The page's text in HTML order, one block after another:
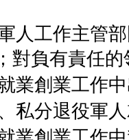
人工作主管
對負有責任
業創業工作
私分退役軍